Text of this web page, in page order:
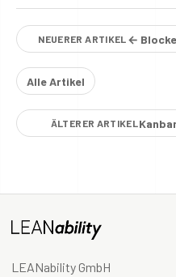
NEUERER ARTIKEL ←
Alle Artikel
ÄLTERER ARTIKEL
LEANability GmbH